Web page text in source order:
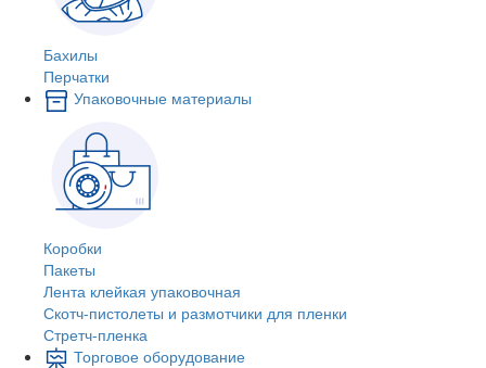
Бахилы
Перчатки
Упаковочные материалы
Коробки
Пакеты
Лента клейкая упаковочная
Скотч-пистолеты и размотчики для пленки
Стретч-пленка
Торговое оборудование